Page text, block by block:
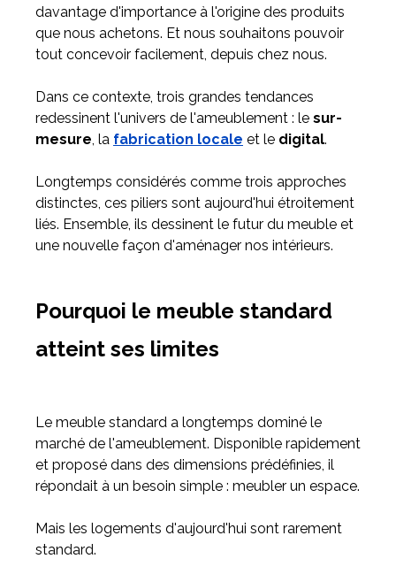
davantage d'importance à l'origine des produits
que nous achetons. Et nous souhaitons pouvoir
tout concevoir facilement, depuis chez nous.
Dans ce contexte, trois grandes tendances
redessinent l'univers de l'ameublement : le sur-
mesure, la fabrication locale et le digital.
Longtemps considérés comme trois approches
distinctes, ces piliers sont aujourd'hui étroitement
liés. Ensemble, ils dessinent le futur du meuble et
une nouvelle façon d'aménager nos intérieurs.
Pourquoi le meuble standard
atteint ses limites
Le meuble standard a longtemps dominé le
marché de l'ameublement. Disponible rapidement
et proposé dans des dimensions prédéfinies, il
répondait à un besoin simple : meubler un espace.
Mais les logements d'aujourd'hui sont rarement
standard.